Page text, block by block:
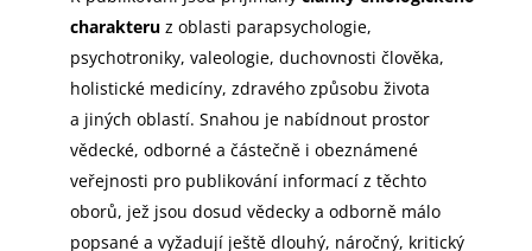
charakteruz oblasti parapsychologie,
psychotroniky, valeologie, duchovnosti člověka,
holistické medicíny, zdravého způsobu života
a jiných oblastí. Snahou je nabídnout prostor
vědecké, odborné a částečně i obeznámené
veřejnosti pro publikování informací z těchto
oborů, jež jsou dosud vědecky a odborně málo
popsané a vyžadují ještě dlouhý, náročný, kritický